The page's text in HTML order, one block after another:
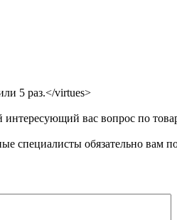
5 раз.</virtues>
вас вопрос по
специалисты обязательно вам